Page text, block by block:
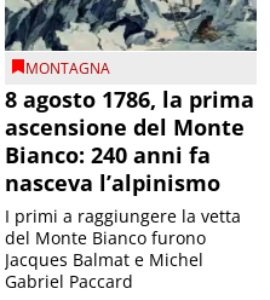
MONTAGNA
8 agosto 1786, la prima
ascensione del Monte
Bianco: 240 anni fa
nasceva l’alpinismo
I primi a raggiungere la vetta
del Monte Bianco furono
Jacques Balmat e Michel
Gabriel Paccard